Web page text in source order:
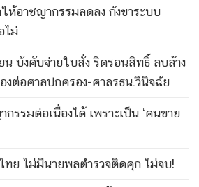
ห้อาชญากรรมลดลง กังขาระบบ
ไม่
น บังคับจ่ายใบสั่ง ริดรอนสิทธิ์ ลบล้าง
งต่อศาลปกครอง-ศาลรธน.วินิจฉัย
กรรมต่อเนื่องได้ เพราะเป็น ‘คนขาย
ไทย ไม่มีนายพลตำรวจติดคุก ไม่จบ!